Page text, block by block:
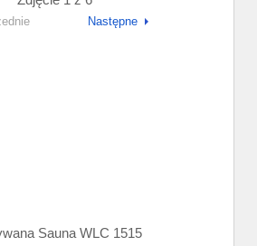
Następne
Sauna WLC 1515